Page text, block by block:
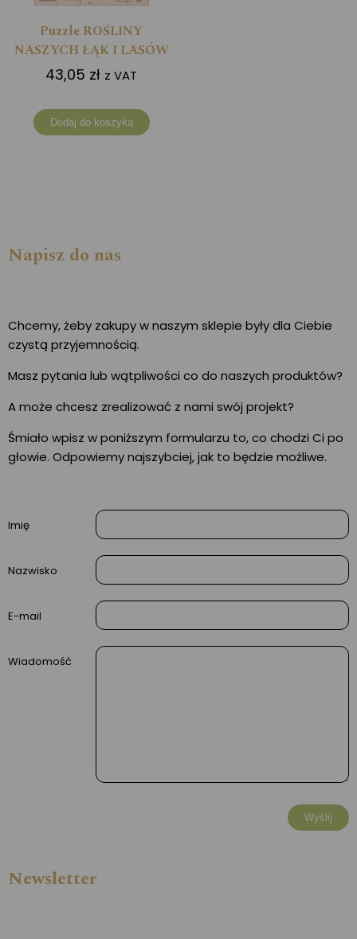
Puzzle ROŚLINY
NASZYCH ŁĄK I LASÓW
43,05 zł z VAT
Dodaj do koszyka
Napisz do nas
Chcemy, żeby zakupy w naszym sklepie były dla Ciebie
czystą przyjemnością.
Masz pytania lub wątpliwości co do naszych produktów?
A może chcesz zrealizować z nami swój projekt?
Śmiało wpisz w poniższym formularzu to, co chodzi Ci po
głowie. Odpowiemy najszybciej, jak to będzie możliwe.
Imię
Nazwisko
E-mail
Wiadomość
Newsletter